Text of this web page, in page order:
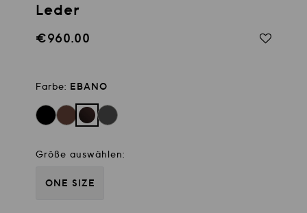
Leder
Regulärer
€960.00
Farbe: EBANO
Größe auswählen:
ONE SIZE